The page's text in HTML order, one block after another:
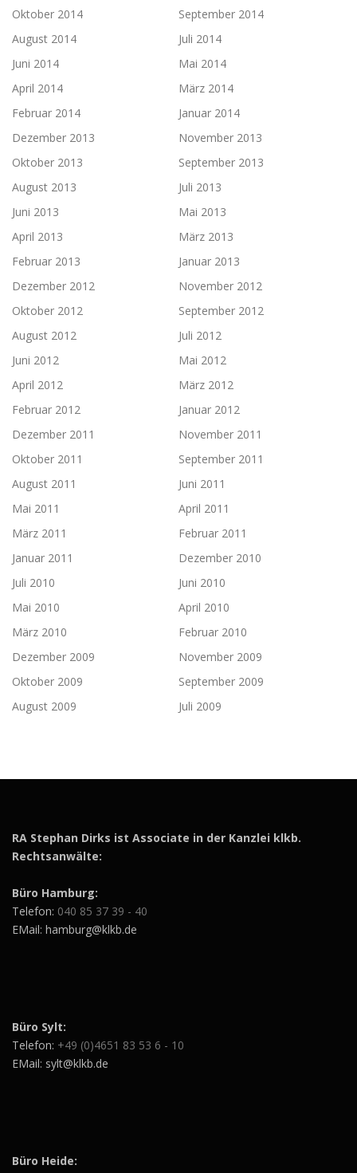
Oktober 2014
September 2014
August 2014
Juli 2014
Juni 2014
Mai 2014
April 2014
März 2014
Februar 2014
Januar 2014
Dezember 2013
November 2013
Oktober 2013
September 2013
August 2013
Juli 2013
Juni 2013
Mai 2013
April 2013
März 2013
Februar 2013
Januar 2013
Dezember 2012
November 2012
Oktober 2012
September 2012
August 2012
Juli 2012
Juni 2012
Mai 2012
April 2012
März 2012
Februar 2012
Januar 2012
Dezember 2011
November 2011
Oktober 2011
September 2011
August 2011
Juni 2011
Mai 2011
April 2011
März 2011
Februar 2011
Januar 2011
Dezember 2010
Juli 2010
Juni 2010
Mai 2010
April 2010
März 2010
Februar 2010
Dezember 2009
November 2009
Oktober 2009
September 2009
August 2009
Juli 2009
RA Stephan Dirks ist Associate in der Kanzlei klkb.
Rechtsanwälte:
Büro Hamburg:
Telefon: 040 85 37 39 - 40
EMail: hamburg@klkb.de
Büro Sylt:
Telefon: +49 (0)4651 83 53 6 - 10
EMail: sylt@klkb.de
Büro Heide: